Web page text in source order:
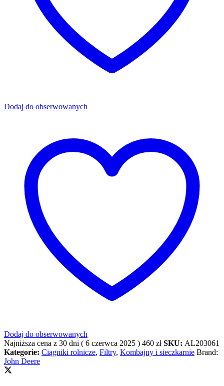
Dodaj do obserwowanych
Dodaj do obserwowanych
Najniższa cena z 30 dni ( 6 czerwca 2025 ) 460 zł SKU: AL203061
Kategorie: Ciągniki rolnicze, Filtry, Kombajny i sieczkarnie Brand:
John Deere